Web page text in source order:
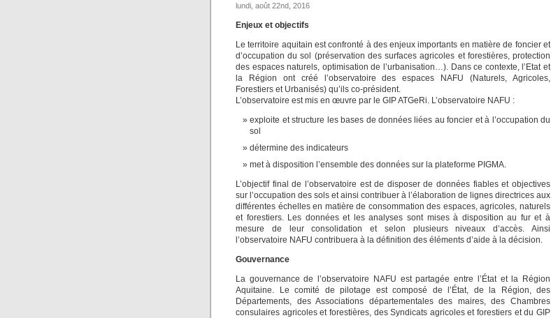
lundi, août 22nd, 2016
Enjeux et objectifs
Le territoire aquitain est confronté à des enjeux importants en matière de foncier et
d’occupation du sol (préservation des surfaces agricoles et forestières, protection
des espaces naturels, optimisation de l’urbanisation…). Dans ce contexte, l’Etat et
la Région ont créé l’observatoire des espaces NAFU (Naturels, Agricoles,
Forestiers et Urbanisés) qu’ils co-président.
L’observatoire est mis en œuvre par le GIP ATGeRi. L’observatoire NAFU :
exploite et structure les bases de données liées au foncier et à l’occupation du
sol
détermine des indicateurs
met à disposition l’ensemble des données sur la plateforme PIGMA.
L’objectif final de l’observatoire est de disposer de données fiables et objectives
sur l’occupation des sols et ainsi contribuer à l’élaboration de lignes directrices aux
différentes échelles en matière de consommation des espaces, agricoles, naturels
et forestiers. Les données et les analyses sont mises à disposition au fur et à
mesure de leur consolidation et selon plusieurs niveaux d’accès. Ainsi
l’observatoire NAFU contribuera à la définition des éléments d’aide à la décision.
Gouvernance
La gouvernance de l’observatoire NAFU est partagée entre l’État et la Région
Aquitaine. Le comité de pilotage est composé de l’État, de la Région, des
Départements, des Associations départementales des maires, des Chambres
consulaires agricoles et forestières, des Syndicats agricoles et forestiers et du GIP